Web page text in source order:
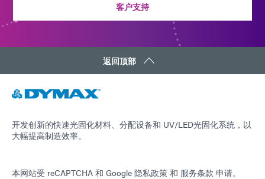
客户支持
返回顶部
开发创新的快速光固化材料、分配设备和 UV/LED光固化系统，以
大幅提高制造效率。
本网站受 reCAPTCHA 和 Google 隐私政策 和 服务条款 申请。